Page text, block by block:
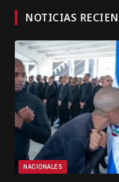
NOTICIAS
NACIONALES